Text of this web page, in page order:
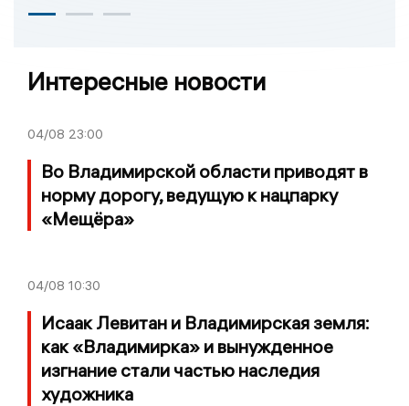
Интересные новости
04/08 23:00
Во Владимирской области приводят в
норму дорогу, ведущую к нацпарку
«Мещёра»
04/08 10:30
Исаак Левитан и Владимирская земля:
как «Владимирка» и вынужденное
изгнание стали частью наследия
художника